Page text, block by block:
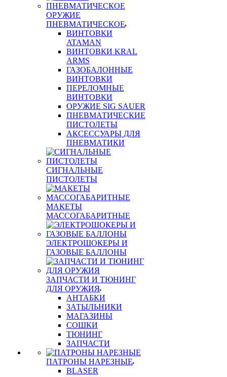
ОРУЖИЕ
ПНЕВМАТИЧЕСКОЕ
ВИНТОВКИ
ATAMAN
ВИНТОВКИ KRAL
ARMS
ГАЗОБАЛОННЫЕ
ВИНТОВКИ
ПЕРЕЛОМНЫЕ
ВИНТОВКИ
ОРУЖИЕ SIG SAUER
ПНЕВМАТИЧЕСКИЕ
ПИСТОЛЕТЫ
АКСЕССУАРЫ ДЛЯ
ПНЕВМАТИКИ
СИГНАЛЬНЫЕ
ПИСТОЛЕТЫ
МАКЕТЫ
МАССОГАБАРИТНЫЕ
ЭЛЕКТРОШОКЕРЫ И
ГАЗОВЫЕ БАЛЛОНЫ
ЗАПЧАСТИ И ТЮНИНГ
ДЛЯ ОРУЖИЯ
АНТАБКИ
ЗАТЫЛЬНИКИ
МАГАЗИНЫ
СОШКИ
ТЮНИНГ
ЗАПЧАСТИ
ПАТРОНЫ НАРЕЗНЫЕ
BLASER